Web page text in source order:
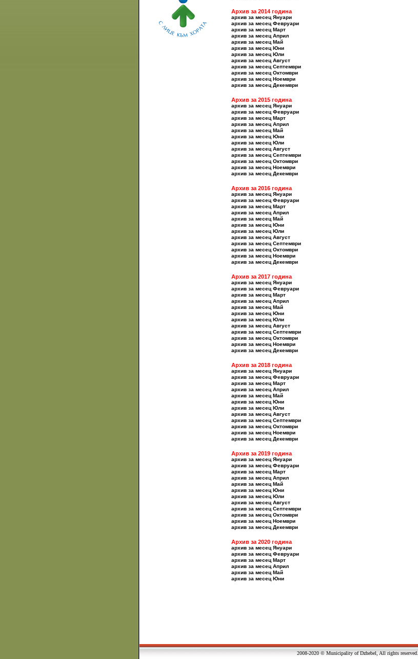
Архив за 2014 година
архив за месец Януари
архив за месец Февруари
архив за месец Март
архив за месец Април
архив за месец Май
архив за месец Юни
архив за месец Юли
архив за месец Август
архив за месец Септември
архив за месец Октомври
архив за месец Ноември
архив за месец Декември
Архив за 2015 година
архив за месец Януари
архив за месец Февруари
архив за месец Март
архив за месец Април
архив за месец Май
архив за месец Юни
архив за месец Юли
архив за месец Август
архив за месец Септември
архив за месец Октомври
архив за месец Ноември
архив за месец Декември
Архив за 2016 година
архив за месец Януари
архив за месец Февруари
архив за месец Март
архив за месец Април
архив за месец Май
архив за месец Юни
архив за месец Юли
архив за месец Август
архив за месец Септември
архив за месец Октомври
архив за месец Ноември
архив за месец Декември
Архив за 2017 година
архив за месец Януари
архив за месец Февруари
архив за месец Март
архив за месец Април
архив за месец Май
архив за месец Юни
архив за месец Юли
архив за месец Август
архив за месец Септември
архив за месец Октомври
архив за месец Ноември
архив за месец Декември
Архив за 2018 година
архив за месец Януари
архив за месец Февруари
архив за месец Март
архив за месец Април
архив за месец Май
архив за месец Юни
архив за месец Юли
архив за месец Август
архив за месец Септември
архив за месец Октомври
архив за месец Ноември
архив за месец Декември
Архив за 2019 година
архив за месец Януари
архив за месец Февруари
архив за месец Март
архив за месец Април
архив за месец Май
архив за месец Юни
архив за месец Юли
архив за месец Август
архив за месец Септември
архив за месец Октомври
архив за месец Ноември
архив за месец Декември
Архив за 2020 година
архив за месец Януари
архив за месец Февруари
архив за месец Март
архив за месец Април
архив за месец Май
архив за месец Юни
2008-2020 © Municipality of Dzhebel, All rights reserved..